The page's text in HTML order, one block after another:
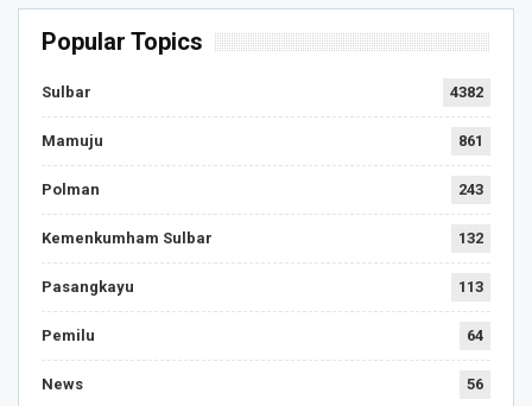
Popular Topics
Sulbar 4382
Mamuju 861
Polman 243
Kemenkumham Sulbar 132
Pasangkayu 113
Pemilu 64
News 56